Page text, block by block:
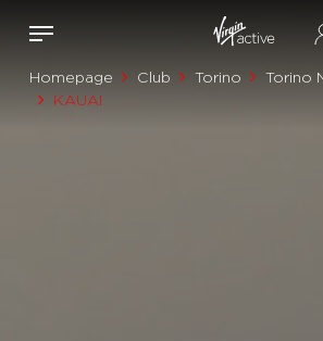
Homepage Club Torino Torino
KAUAI